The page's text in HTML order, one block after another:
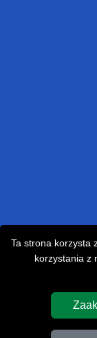
Ta strona korzysta
korzystania z